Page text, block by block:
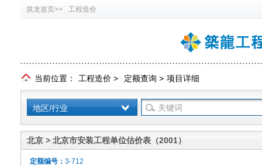
筑龙首页>> 工程造价
当前位置： 工程造价 > 定额查询 > 项目详细
地区/行业
北京 > 北京市安装工程单位估价表（2001）
定额编号： 3-712